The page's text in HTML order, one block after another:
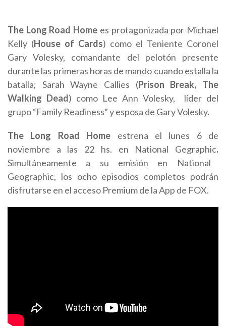
The Long Road Home es protagonizada por Michael
Kelly (House of Cards) como el Teniente Coronel
Gary Volesky, comandante del pelotón presente
durante las primeras horas de mando cuando estalla la
batalla; Sarah Wayne Callies (Prison Break, The
Walking Dead) como Lee Ann Volesky,
líder del
grupo “Family Readiness” y esposa de Gary Volesky.
The Long Road Home estrena el lunes 6 de
noviembre a las 22 hs. en National Gegraphic.
Simultáneamente a su emisión en National
Geographic, los ocho episodios completos podrán
disfrutarse en el acceso Premium de la App de FOX.